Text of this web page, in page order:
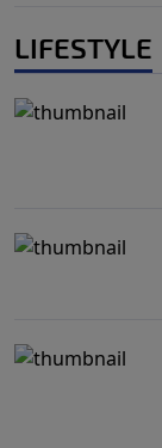
LIFESTYLE